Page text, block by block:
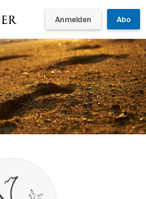
Anmelden Abo